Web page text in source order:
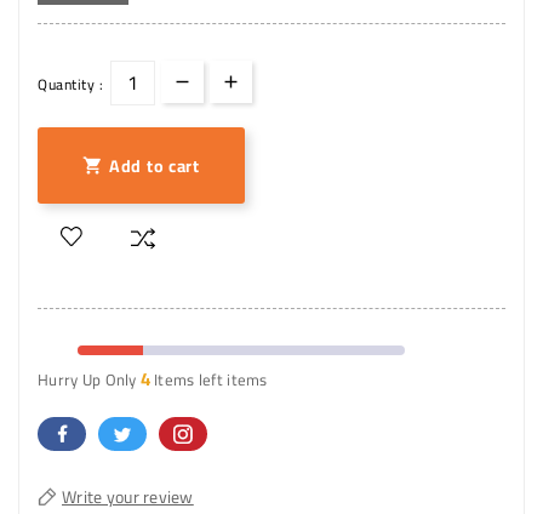
Quantity :
 Add to cart
Hurry Up Only4Items left items
Write your review